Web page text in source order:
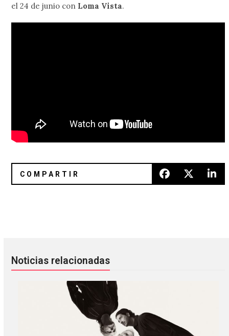
el 24 de junio con Loma Vista.
Noticias relacionadas